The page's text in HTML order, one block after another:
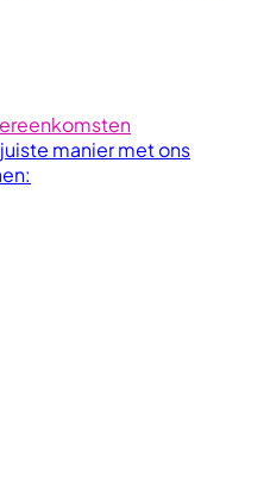
manier met ons